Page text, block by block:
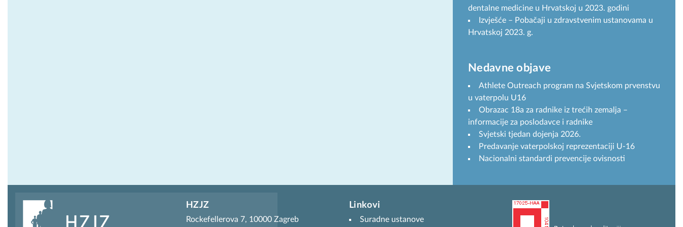
dentalne medicine u Hrvatskoj u 2023. godini
Izvješće – Pobačaji u zdravstvenim ustanovama u
Hrvatskoj 2023. g.
Nedavne objave
Athlete Outreach program na Svjetskom prvenstvu
u vaterpolu U16
Obrazac 18a za radnike iz trećih zemalja –
informacije za poslodavce i radnike
Svjetski tjedan dojenja 2026.
Predavanje vaterpolskoj reprezentaciji U-16
Nacionalni standardi prevencije ovisnosti
HZJZ
Rockefellerova 7, 10000 Zagreb
Linkovi
Suradne ustanove